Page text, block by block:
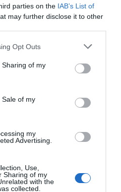
parties on the IAB’s List of
may further disclose it to other
app uses one or more Google
behaviour. You may click to
and its third-party tags to
purposes in below Google
Opt Outs
of my
of my
my
Advertising.
Use,
Sharing of my
with the
collected.
426gValor
Valor
las cuales
de Carbono69gde los
y
lugar fresco y
Cuétara núm. 1